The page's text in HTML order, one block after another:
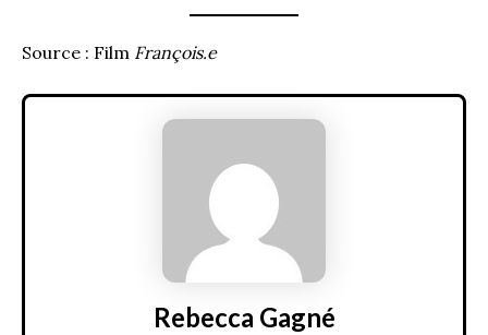
Source : Film François.e
Rebecca Gagné